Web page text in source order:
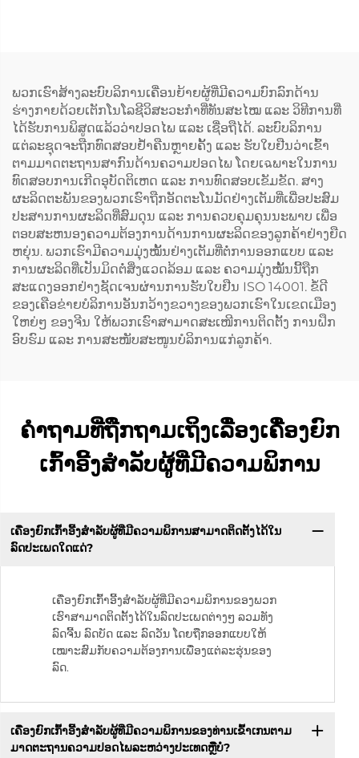
ພວກເຮົາສ້າງລະບົບລິການເຄື່ອນຍ້າຍຜູ້ທີ່ມີຄວາມບົກລົກດ້ານ
ຮ່າງກາຍດ້ວຍເຕັກໂນໂລຊີວິສະວະກຳທີ່ທັນສະໄໝ ແລະ ວິທີການທີ່
ໄດ້ຮັບການພິສູດແລ້ວວ່າປອດໄພ ແລະ ເຊື່ອຖືໄດ້. ລະບົບລິການ
ແຕ່ລະຊຸດຈະຖືກທົດສອບຢ້ຳຄືນຫຼາຍຄັ້ງ ແລະ ຮັບໃບຢືນວ່າເຂົ້າ
ຕາມມາດຕະຖານສາກົນດ້ານຄວາມປອດໄພ ໂດຍເฉພາະໃນການ
ທົດສອບການເກີດອຸບັດຕິເຫດ ແລະ ການທົດສອບເຂັມຂັດ. ສາງ
ຜະລິດຕະພັນຂອງພວກເຮົາຖືກອັດຕະໂນມັດຢ່າງເຕັມທີ່ເພື່ອປະສົມ
ປະສານການຜະລິດທີ່ສົມດຸນ ແລະ ການຄວບຄຸມຄຸນນະພາບ ເພື່ອ
ຕອບສະຫນອງຄວາມຕ້ອງການດ້ານການຜະລິດຂອງລູກຄ້າຢ່າງຍືດ
ຫຍຸ່ນ. ພວກເຮົາມີຄວາມມຸ່ງໝັ້ນຢ່າງເຕັມທີ່ຕໍ່ການອອກແບບ ແລະ
ການຜະລິດທີ່ເປັນມິດຕໍ່ສິ່ງແວດລ້ອມ ແລະ ຄວາມມຸ່ງໝັ້ນນີ້ຖືກ
ສະແດງອອກຢ່າງຊັດເຈນຜ່ານການຮັບໃບຢືນ ISO 14001. ຂໍ້ດີ
ຂອງເຄືອຂ່າຍບໍລິການອັນກວ້າງຂວາງຂອງພວກເຮົາໃນເຂດເມືອງ
ໃຫຍ່ໆ ຂອງຈີນ ໃຫ້ພວກເຮົາສາມາດສະເໜີການຕິດຕັ້ງ ການຝຶກ
ອົບຮົມ ແລະ ການສະໜັບສະໜູນບໍລິການແກ່ລູກຄ້າ.
ຄຳຖາມທີ່ຖືກຖາມເຖິງເລື່ອງເຄື່ອງຍົກ
ເກົ້າອີ້ງສຳລັບຜູ້ທີ່ມີຄວາມພິການ
ເຄື່ອງຍົກເກົ້າອີ້ງສຳລັບຜູ້ທີ່ມີຄວາມພິການສາມາດຕິດຕັ້ງໄດ້ໃນ
ລົດປະເພດໃດແດ່?
ເຄື່ອງຍົກເກົ້າອີ້ງສຳລັບຜູ້ທີ່ມີຄວາມພິການຂອງພວກ
ເຮົາສາມາດຕິດຕັ້ງໄດ້ໃນລົດປະເພດຕ່າງໆ ລວມທັງ
ລົດຈີ້ນ ລົດບັດ ແລະ ລົດວັນ ໂດຍຖືກອອກແບບໃຫ້
ເໝາະສົມກັບຄວາມຕ້ອງການເພື່ອງແຕ່ລະຮຸ່ນຂອງ
ລົດ.
ເຄື່ອງຍົກເກົ້າອີ້ງສຳລັບຜູ້ທີ່ມີຄວາມພິການຂອງທ່ານເຂົ້າເກນຕາມ
ມາດຕະຖານຄວາມປອດໄພລະຫວ່າງປະເທດຫຼືບໍ່?